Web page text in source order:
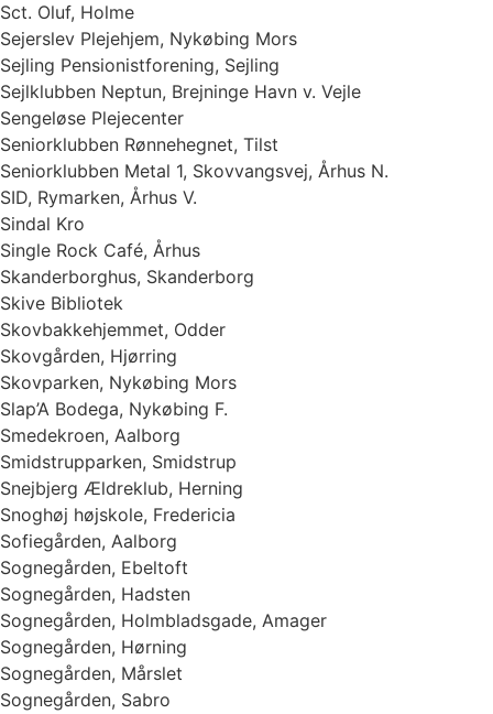
Sct. Oluf, Holme
Sejerslev Plejehjem, Nykøbing Mors
Sejling Pensionistforening, Sejling
Sejlklubben Neptun, Brejninge Havn v. Vejle
Sengeløse Plejecenter
Seniorklubben Rønnehegnet, Tilst
Seniorklubben Metal 1, Skovvangsvej, Århus N.
SID, Rymarken, Århus V.
Sindal Kro
Single Rock Café, Århus
Skanderborghus, Skanderborg
Skive Bibliotek
Skovbakkehjemmet, Odder
Skovgården, Hjørring
Skovparken, Nykøbing Mors
Slap’A Bodega, Nykøbing F.
Smedekroen, Aalborg
Smidstrupparken, Smidstrup
Snejbjerg Ældreklub, Herning
Snoghøj højskole, Fredericia
Sofiegården, Aalborg
Sognegården, Ebeltoft
Sognegården, Hadsten
Sognegården, Holmbladsgade, Amager
Sognegården, Hørning
Sognegården, Mårslet
Sognegården, Sabro